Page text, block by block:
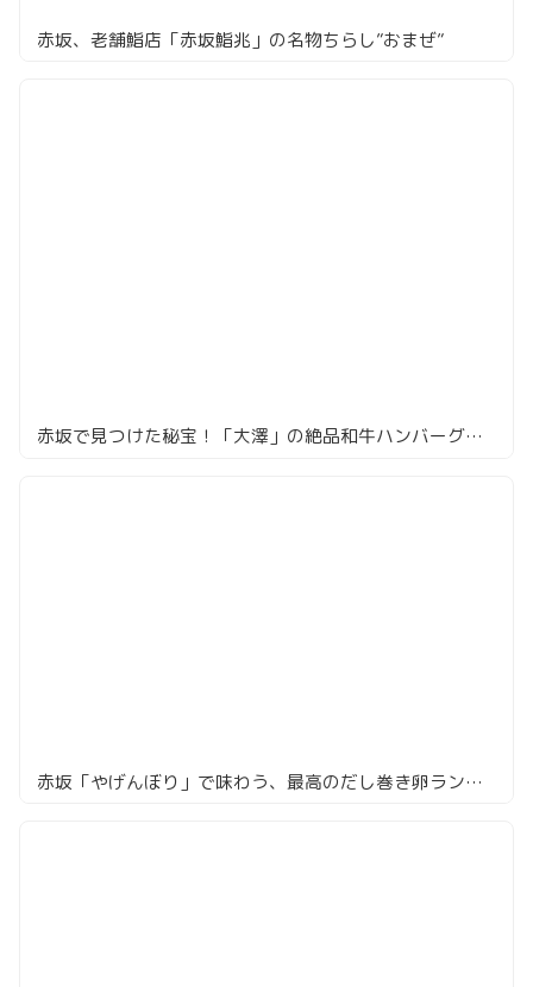
赤坂、老舗鮨店「赤坂鮨兆」の名物ちらし”おまぜ”
赤坂で見つけた秘宝！「大澤」の絶品和牛ハンバーグランチ
赤坂「やげんぼり」で味わう、最高のだし巻き卵ランチ！